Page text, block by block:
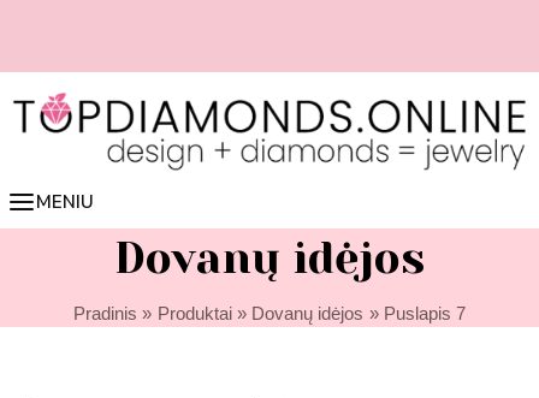
📏 Lengvai nustatyk žiedo dydį online 👉 spausk čia
MENIU
Dovanų idėjos
Pradinis Produktai Dovanų idėjos Puslapis 7